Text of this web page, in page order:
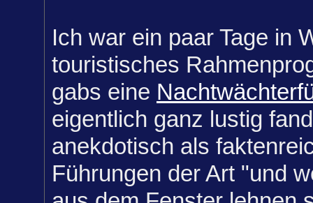
Ich war ein paar Tage in
touristisches
gabs eine
eigentlich ganz lustig
anekdotisch als
Führungen der Art "und